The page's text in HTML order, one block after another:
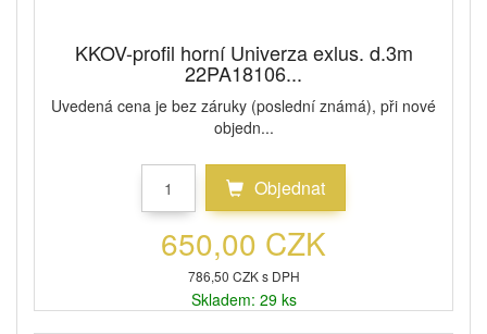
KKOV-profil horní Univerza exlus. d.3m
22PA18106...
Uvedená cena je bez záruky (poslední známá), při nové
objedn...
Objednat
650,00 CZK
786,50 CZK s DPH
Skladem: 29 ks